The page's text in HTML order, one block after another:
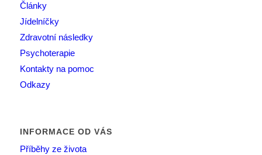
Články
Jídelníčky
Zdravotní následky
Psychoterapie
Kontakty na pomoc
Odkazy
INFORMACE OD VÁS
Příběhy ze života